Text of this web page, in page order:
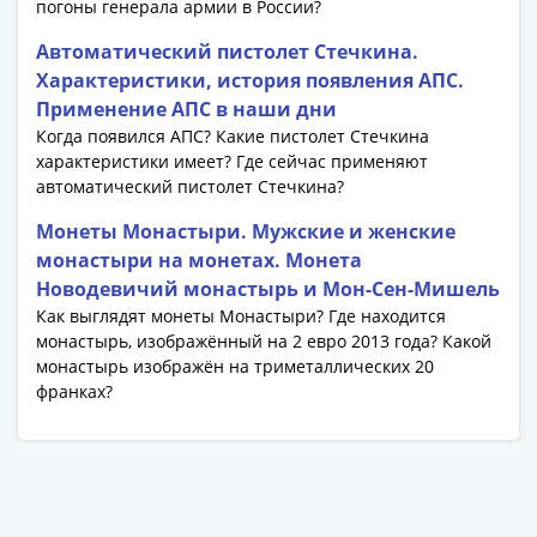
1991
Гражданская
война
Банкноты
царской
России
Частные
Банкноты
красивыми
номерами
Лотерейные
билеты
погоны генерала армии в России?
Автоматический пистолет Стечкина.
Характеристики, история появления АПС.
Применение АПС в наши дни
Когда появился АПС? Какие пистолет Стечкина
характеристики имеет? Где сейчас применяют
автоматический пистолет Стечкина?
Монеты Монастыри. Мужские и женские
монастыри на монетах. Монета
Новодевичий монастырь и Мон-Сен-Мишель
Как выглядят монеты Монастыри? Где находится
монастырь, изображённый на 2 евро 2013 года? Какой
монастырь изображён на триметаллических 20
франках?